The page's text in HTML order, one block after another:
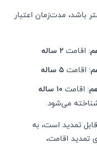
۸۵،۸۰۰،۰۰۰،۰۰۰
باشد، مدت‌زمان اعتبار
: اقامت۲ ساله
: اقامت۵ ساله
: اقامت۱۰ ساله
می‌شود.
تمدید است، به
تمدید اقامت،